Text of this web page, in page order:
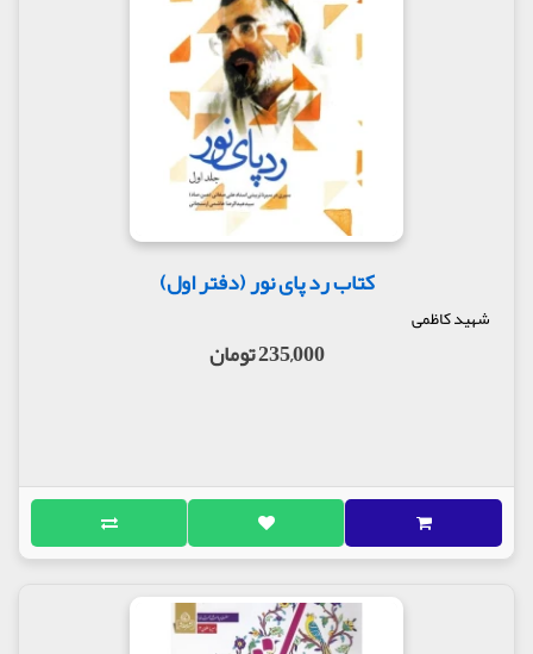
کتاب رد پای نور (دفتر اول)
شهید کاظمی
235,000 تومان